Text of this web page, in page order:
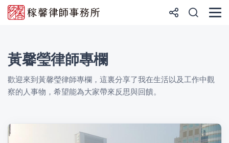
黃馨瑩律師專欄
歡迎來到黃馨瑩律師專欄，這裏分享了我在生活以及工作中觀
察的人事物，希望能為大家帶來反思與回饋。